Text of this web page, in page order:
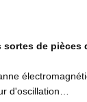
de pièces
d'oscillation…